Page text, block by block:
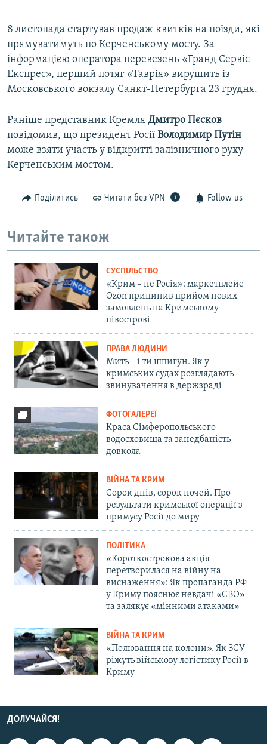
8 листопада стартував продаж квитків на поїзди, які
прямуватимуть по Керченському мосту. За
інформацією оператора перевезень «Гранд Сервіс
Експрес», перший потяг «Таврія» вирушить із
Московського вокзалу Санкт-Петербурга 23 грудня.
Раніше представник Кремля Дмитро Пєсков
повідомив, що президент Росії Володимир Путін
може взяти участь у відкритті залізничного руху
Керченським мостом.
Поділитись Читати без VPN Follow us
Читайте також
СУСПІЛЬСТВО
«Крим – не Росія»: маркетплейс
Ozon припинив прийом нових
замовлень на Кримському
півострові
ПРАВА ЛЮДИНИ
Мить – і ти шпигун. Як у
кримських судах розглядають
звинувачення в держзраді
ФОТОГАЛЕРЕЇ
Краса Сімферопольського
водосховища та занедбаність
довкола
ВІЙНА ТА КРИМ
Сорок днів, сорок ночей. Про
результати кримської операції з
примусу Росії до миру
ПОЛІТИКА
«Короткострокова акція
перетворилася на війну на
виснаження»: Як пропаганда РФ
у Криму пояснює невдачі «СВО»
та залякує «мінними атаками»
ВІЙНА ТА КРИМ
«Полювання на колони». Як ЗСУ
ріжуть військову логістику Росії в
Криму
ДОЛУЧАЙСЯ!